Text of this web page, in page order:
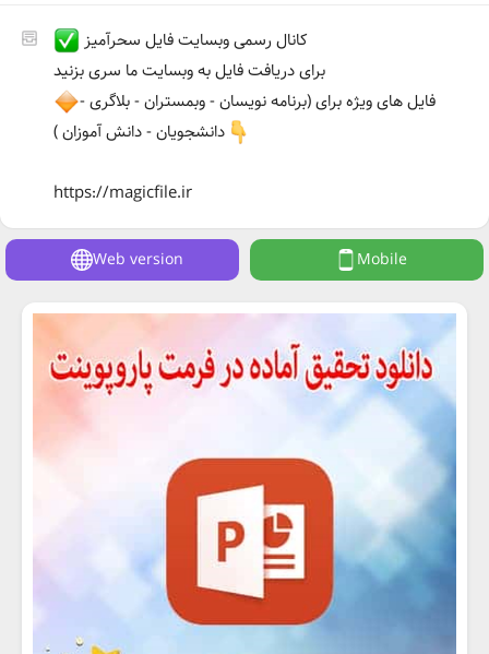
کانال رسمی وبسایت فایل سحرآمیز
برای دریافت فایل به وبسایت ما سری بزنید
فایل های ویژه برای (برنامه نویسان - وبمستران - بلاگری -
دانشجویان - دانش آموزان )
https://magicfile.ir
Web version Mobile